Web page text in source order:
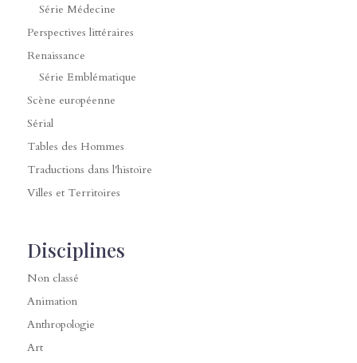
Série Médecine
Perspectives littéraires
Renaissance
Série Emblématique
Scène européenne
Sérial
Tables des Hommes
Traductions dans l'histoire
Villes et Territoires
Disciplines
Non classé
Animation
Anthropologie
Art